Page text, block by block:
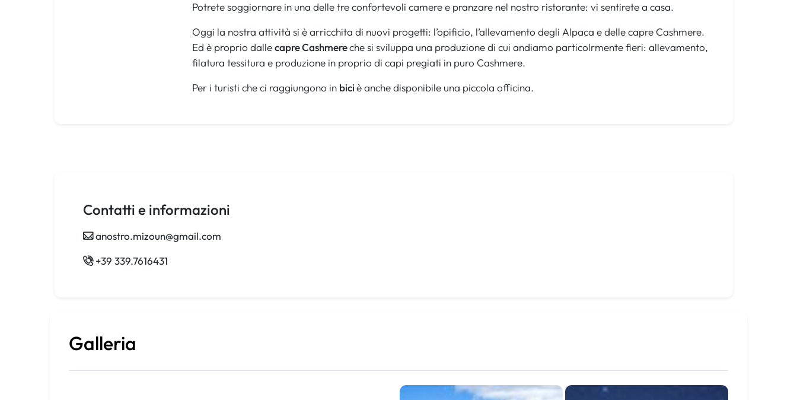
Potrete soggiornare in una delle tre confortevoli camere e pranzare nel nostro ristorante: vi sentirete a casa.
Oggi la nostra attività si è arricchita di nuovi progetti: l’opificio, l’allevamento degli Alpaca e delle capre Cashmere.
Ed è proprio dallecapre Cashmereche si sviluppa una produzione di cui andiamo particolrmente fieri: allevamento,
filatura tessitura e produzione in proprio di capi pregiati in puro Cashmere.
Per i turisti che ci raggiungono in biciè anche disponibile una piccola officina.
Contatti e informazioni
anostro.mizoun@gmail.com
+39 339.7616431
Galleria